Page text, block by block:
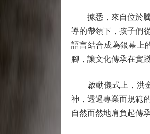
據悉，來自位於騰
導的帶領下，孩子們
語言結合成為銀幕上
腳，讓文化傳承在實
啟動儀式上，洪金
神，透過專業而規範
自然而然地肩負起傳